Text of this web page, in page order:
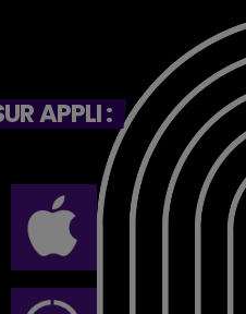
APPLI :